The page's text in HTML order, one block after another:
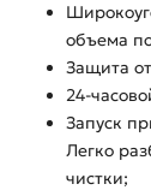
объема
Защита
24-
Запуск
Легко
чистки;